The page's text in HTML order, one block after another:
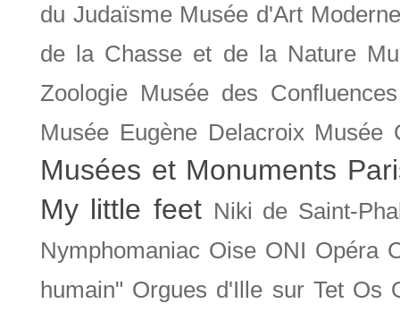
du Judaïsme Musée d'Art
de la Chasse et de la Nature
Zoologie Musée des Confluences
Musée Eugène Delacroix Musée
Musées et Monuments
My little feet Niki de Saint-
Nymphomaniac Oise ONI Opéra
humain" Orgues d'Ille sur Tet Os